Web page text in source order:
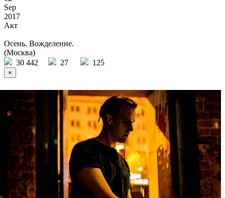
Sep
2017
Акт
Осень. Вожделение.
(Москва)
30 442
27 125
×
Ссылка на отбор фото